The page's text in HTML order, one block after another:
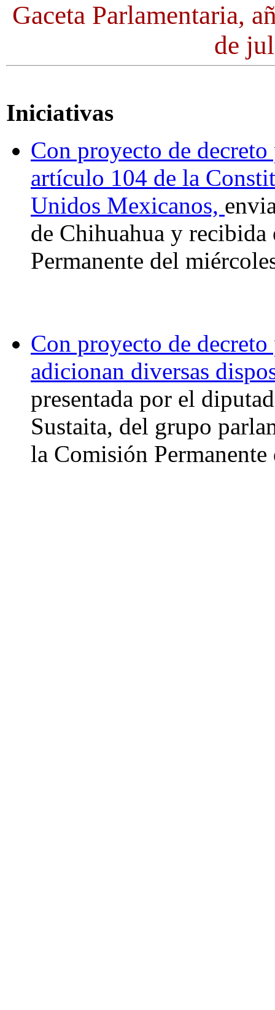
Gaceta Parlamentaria,
de
Iniciativas
Con proyecto de
artículo 104 de la
Unidos Mexicanos,
de Chihuahua y
Permanente del
Con proyecto de
adicionan diversas
presentada por el
Sustaita, del grupo
la Comisión